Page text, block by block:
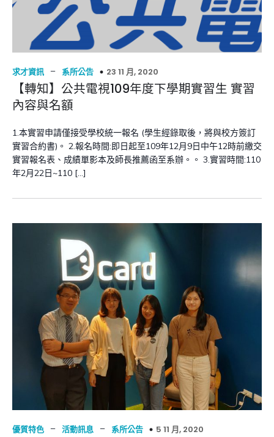
求才資訊 – 系所公告 23 11 月, 2020
【轉知】公共電視109年度下學期實習生 實習
內容與名額
1.本實習申請僅接受學校統一報名 (學生經錄取後，將與校方簽訂
實習合約書)。 2.報名時間:即日起至109年12月9日中午12時前繳交
實習報名表、成績單影本及師長推薦函至系辦。。 3.實習時間:110
年2月22日~110 […]
優質特色 – 活動訊息 – 系所公告 5 11 月, 2020